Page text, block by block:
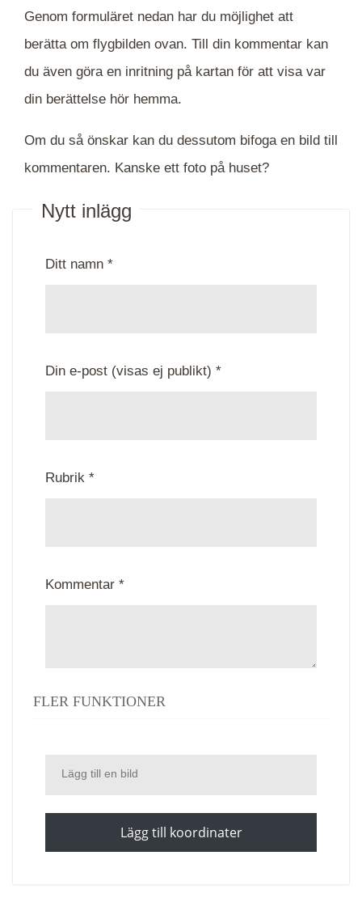
Genom formuläret nedan har du möjlighet att
berätta om flygbilden ovan. Till din kommentar kan
du även göra en inritning på kartan för att visa var
din berättelse hör hemma.
Om du så önskar kan du dessutom bifoga en bild till
kommentaren. Kanske ett foto på huset?
Nytt inlägg
Ditt namn *
Din e-post (visas ej publikt) *
Rubrik *
Kommentar *
FLER FUNKTIONER
Lägg till en bild
Lägg till koordinater